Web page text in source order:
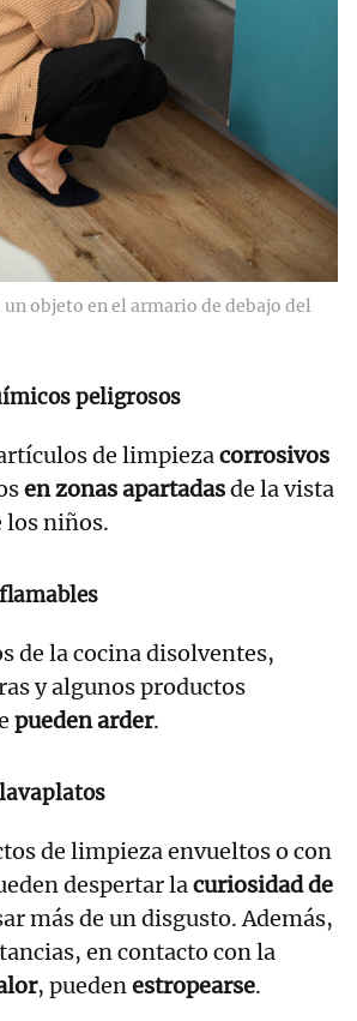
objeto en el armario de debajo del
peligrosos
de limpiezacorrosivos
en zonas apartadasde la vista
los niños.
de la cocina disolventes,
y algunos productos
pueden arder.
de limpieza envueltos o con
despertar lacuriosidad de
más de un disgusto. Además,
en contacto con la
, puedenestropearse.